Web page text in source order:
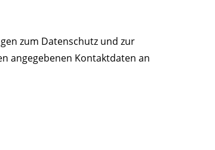
zum Datenschutz und zur
angegebenen Kontaktdaten an